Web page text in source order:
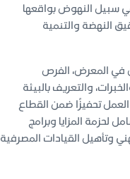
في سبيل النهوض بواقعها
النهضة والتنمية
في المعرض، الفرص
والتعريف بالبيئة
تحفيزًا ضمن القطاع
المزايا وبرامج
وتأهيل القيادات المصرفية